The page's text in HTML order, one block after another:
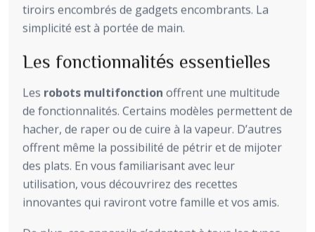
tiroirs encombrés de gadgets encombrants. La
simplicité est à portée de main.
Les fonctionnalités essentielles
Les robots multifonction offrent une multitude
de fonctionnalités. Certains modèles permettent de
hacher, de raper ou de cuire à la vapeur. D’autres
offrent même la possibilité de pétrir et de mijoter
des plats. En vous familiarisant avec leur
utilisation, vous découvrirez des recettes
innovantes qui raviront votre famille et vos amis.